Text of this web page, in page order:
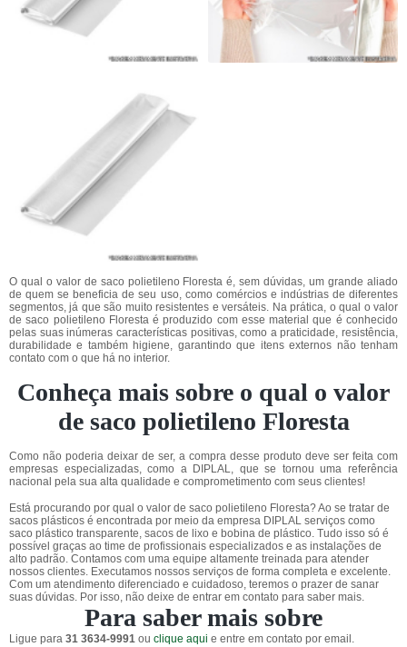
O qual o valor de saco polietileno Floresta é, sem dúvidas, um grande aliado
de quem se beneficia de seu uso, como comércios e indústrias de diferentes
segmentos, já que são muito resistentes e versáteis. Na prática, o qual o valor
de saco polietileno Floresta é produzido com esse material que é conhecido
pelas suas inúmeras características positivas, como a praticidade, resistência,
durabilidade e também higiene, garantindo que itens externos não tenham
contato com o que há no interior.
Conheça mais sobre o qual o valor
de saco polietileno Floresta
Como não poderia deixar de ser, a compra desse produto deve ser feita com
empresas especializadas, como a DIPLAL, que se tornou uma referência
nacional pela sua alta qualidade e comprometimento com seus clientes!
Está procurando por qual o valor de saco polietileno Floresta? Ao se tratar de
sacos plásticos é encontrada por meio da empresa DIPLAL serviços como
saco plástico transparente, sacos de lixo e bobina de plástico. Tudo isso só é
possível graças ao time de profissionais especializados e as instalações de
alto padrão. Contamos com uma equipe altamente treinada para atender
nossos clientes. Executamos nossos serviços de forma completa e excelente.
Com um atendimento diferenciado e cuidadoso, teremos o prazer de sanar
suas dúvidas. Por isso, não deixe de entrar em contato para saber mais.
Para saber mais sobre
Ligue para 31 3634-9991 ou clique aqui e entre em contato por email.